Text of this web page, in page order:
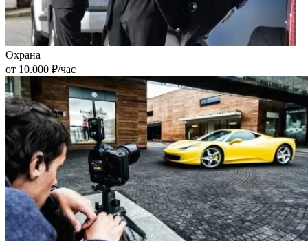
Охрана
от 10.000 ₽/час